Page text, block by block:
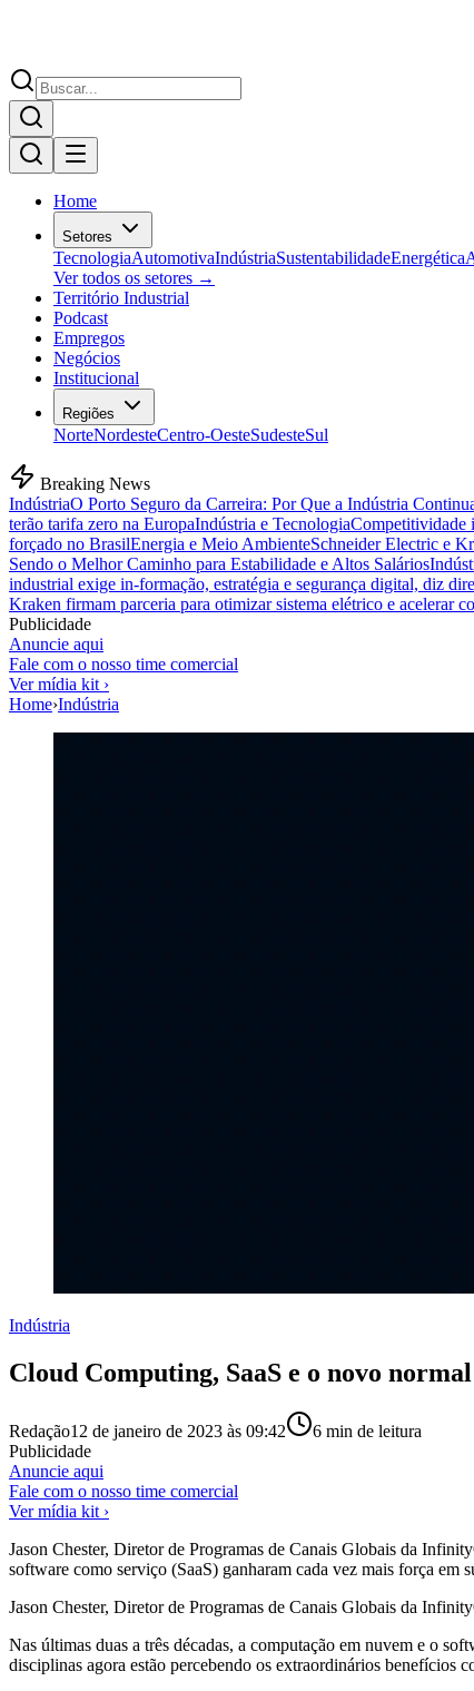
Home
Setores
TecnologiaAutomotivaIndústriaSustentabilidadeEnergética
Ver todos os setores →
Território Industrial
Podcast
Empregos
Negócios
Institucional
Regiões
NorteNordesteCentro-OesteSudesteSul
Breaking News
IndústriaO Porto Seguro da Carreira: Por Que a Indústria
terão tarifa zero na EuropaIndústria e TecnologiaCompetitividade
forçado no BrasilEnergia e Meio AmbienteSchneider Electric e
Sendo o Melhor Caminho para Estabilidade e Altos Salários
industrial exige in-formação, estratégia e segurança digital, diz
Kraken firmam parceria para otimizar sistema elétrico e acelerar
Publicidade
Anuncie aqui
Fale com o nosso time comercial
Ver mídia kit ›
Home›Indústria
Indústria
Cloud Computing, SaaS e o novo
Redação12 de janeiro de 2023 às 09:42 6 min de leitura
Publicidade
Anuncie aqui
Fale com o nosso time comercial
Ver mídia kit ›
Jason Chester, Diretor de Programas de Canais Globais da
software como serviço (SaaS) ganharam cada vez mais força
Jason Chester, Diretor de Programas de Canais Globais da
Nas últimas duas a três décadas, a computação em nuvem e o
disciplinas agora estão percebendo os extraordinários benefícios